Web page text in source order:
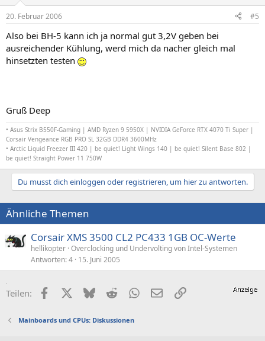
20. Februar 2006 #5
Also bei BH-5 kann ich ja normal gut 3,2V geben bei
ausreichender Kühlung, werd mich da nacher gleich mal
hinsetzten testen
Gruß Deep
• Asus Strix B550F-Gaming | AMD Ryzen 9 5950X | NVIDIA GeForce RTX 4070 Ti Super |
Corsair Vengeance RGB PRO SL 32GB DDR4 3600MHz
• Arctic Liquid Freezer III 420 | be quiet! Light Wings 140 | be quiet! Silent Base 802 |
be quiet! Straight Power 11 750W
Du musst dich einloggen oder registrieren, um hier zu antworten.
Ähnliche Themen
Corsair XMS 3500 CL2 PC433 1GB OC-Werte
hellikopter Overclocking und Undervolting von Intel-Systemen
Antworten 4 15. Juni 2005
Teilen: FacebookX (Twitter)
BlueskyRedditWhatsApp
E-MailLink
Mainboards und CPUs: Diskussionen